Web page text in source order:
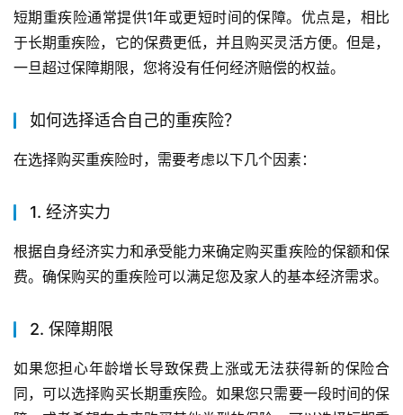
短期重疾险通常提供1年或更短时间的保障。优点是，相比
于长期重疾险，它的保费更低，并且购买灵活方便。但是，
一旦超过保障期限，您将没有任何经济赔偿的权益。
如何选择适合自己的重疾险？
在选择购买重疾险时，需要考虑以下几个因素：
1. 经济实力
根据自身经济实力和承受能力来确定购买重疾险的保额和保
费。确保购买的重疾险可以满足您及家人的基本经济需求。
2. 保障期限
如果您担心年龄增长导致保费上涨或无法获得新的保险合
同，可以选择购买长期重疾险。如果您只需要一段时间的保